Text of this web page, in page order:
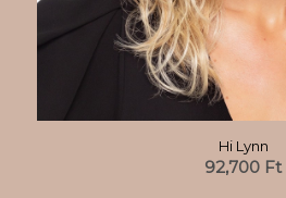
Hi Lynn
92,700 Ft